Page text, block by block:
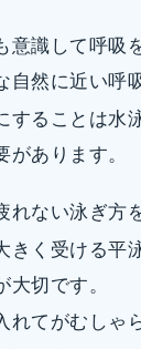
意識して呼吸
自然に近い呼
することは水
があります。
れない泳ぎ方
きく受ける平
大切です。
れてがむしゃ